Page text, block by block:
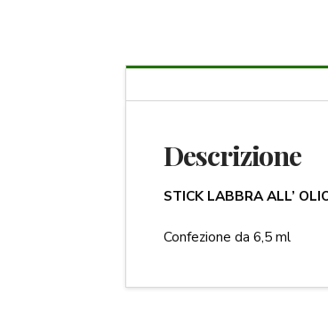
Descrizione
STICK LABBRA ALL’
Confezione da 6,5 ml